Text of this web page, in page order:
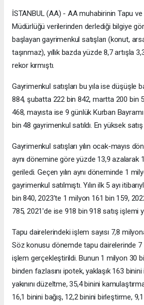
İSTANBUL (AA) - AA muhabirinin Tapu
Müdürlüğü verilerinden derlediği bilgiye
başlayan gayrimenkul satışları (konut,
taşınmaz), yıllık bazda yüzde 8,7 artışla
rekor kırmıştı.
Gayrimenkul satışları bu yıla ise düşüşle
884, şubatta 222 bin 842, martta 200 bin
468, mayısta ise 9 günlük Kurban
bin 48 gayrimenkul satıldı. En yüksek
Gayrimenkul satışları yılın ocak-mayıs
aynı dönemine göre yüzde 13,9 azalarak
geriledi. Geçen yılın aynı döneminde 1
gayrimenkul satılmıştı. Yılın ilk 5 ayı
bin 840, 2023'te 1 milyon 161 bin 159,
785, 2021'de ise 918 bin 918 satış işlemi
Tapu dairelerindeki işlem sayısı 7,8
Söz konusu dönemde tapu dairelerinde 7
işlem gerçekleştirildi. Bunun 1 milyon 30
binden fazlasını ipotek, yaklaşık 163
yakınını düzeltme, 35,4 binini
16,1 binini bağış, 12,2 binini birleştirme,